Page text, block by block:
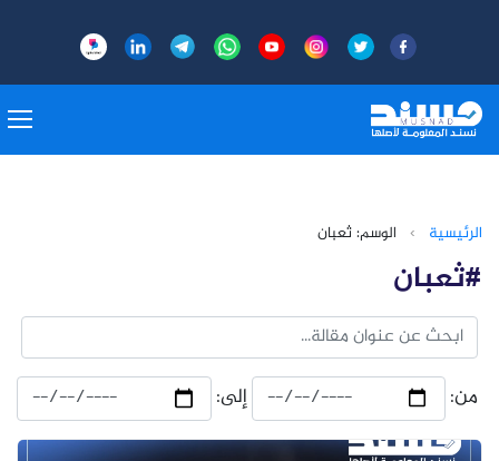
الرئيسية › الوسم: ثعبان
#ثعبان
من: إلى: